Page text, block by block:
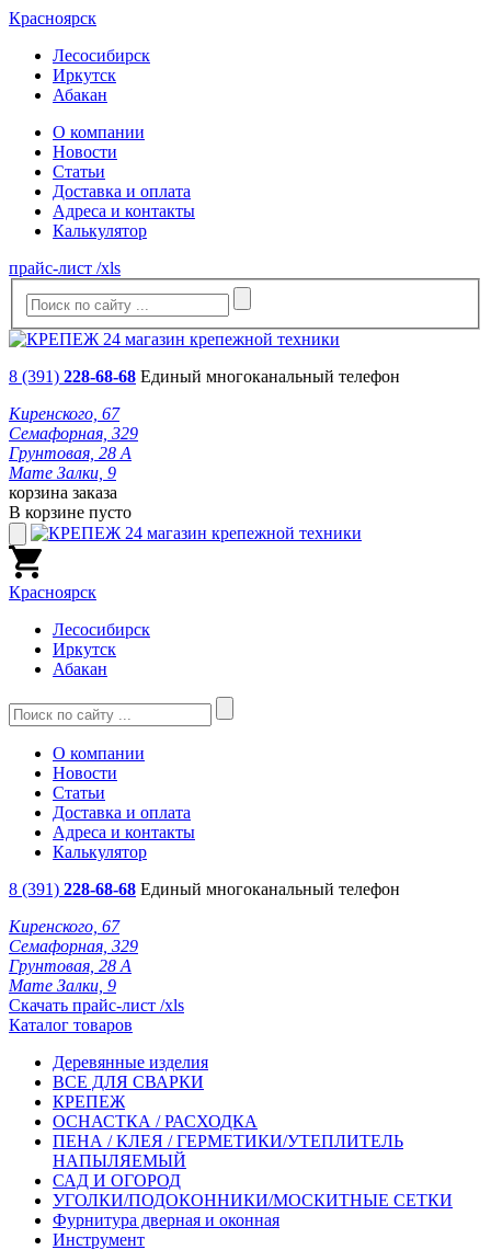
Красноярск
Лесосибирск
Иркутск
Абакан
О компании
Новости
Статьи
Доставка и оплата
Адреса и контакты
Калькулятор
прайс-лист /xls
8 (391) 228-68-68 Единый многоканальный телефон
Киренского, 67
Семафорная, 329
Грунтовая, 28 А
Мате Залки, 9
корзина заказа
В корзине пусто
Красноярск
Лесосибирск
Иркутск
Абакан
О компании
Новости
Статьи
Доставка и оплата
Адреса и контакты
Калькулятор
8 (391) 228-68-68 Единый многоканальный телефон
Киренского, 67
Семафорная, 329
Грунтовая, 28 А
Мате Залки, 9
Скачать прайс-лист /xls
Каталог товаров
Деревянные изделия
ВСЕ ДЛЯ СВАРКИ
КРЕПЕЖ
ОСНАСТКА / РАСХОДКА
ПЕНА / КЛЕЯ / ГЕРМЕТИКИ/УТЕПЛИТЕЛЬ
НАПЫЛЯЕМЫЙ
САД И ОГОРОД
УГОЛКИ/ПОДОКОННИКИ/МОСКИТНЫЕ СЕТКИ
Фурнитура дверная и оконная
Инструмент